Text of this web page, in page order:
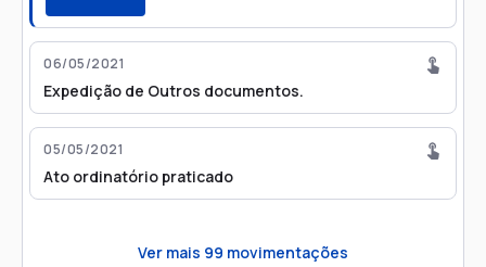
06/05/2021
Expedição de Outros documentos.
05/05/2021
Ato ordinatório praticado
Ver mais 99 movimentações